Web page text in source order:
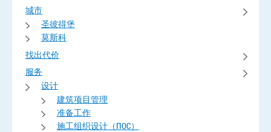
城市
圣彼得堡
莫斯科
找出代价
服务
设计
建筑项目管理
准备工作
施工组织设计（ПОС）